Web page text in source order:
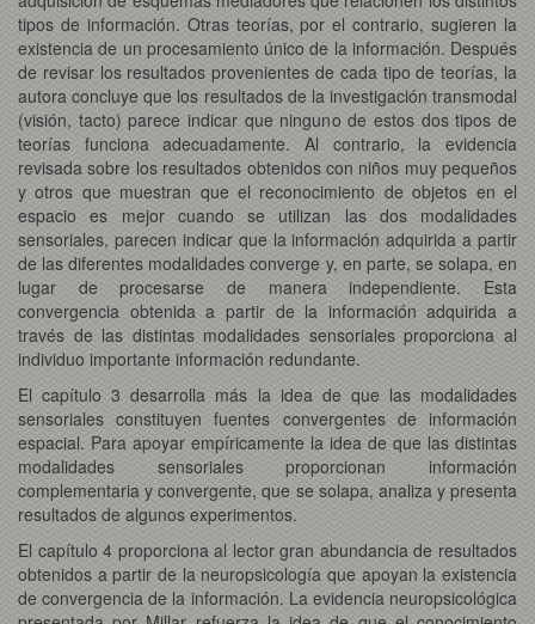
tipos de información. Otras teorías, por el contrario, sugieren la
existencia de un procesamiento único de la información. Después
de revisar los resultados provenientes de cada tipo de teorías, la
autora concluye que los resultados de la investigación transmodal
(visión, tacto) parece indicar que ninguno de estos dos tipos de
teorías funciona adecuadamente. Al contrario, la evidencia
revisada sobre los resultados obtenidos con niños muy pequeños
y otros que muestran que el reconocimiento de objetos en el
espacio es mejor cuando se utilizan las dos modalidades
sensoriales, parecen indicar que la información adquirida a partir
de las diferentes modalidades converge y, en parte, se solapa, en
lugar de procesarse de manera independiente. Esta
convergencia obtenida a partir de la información adquirida a
través de las distintas modalidades sensoriales proporciona al
individuo importante información redundante.
El capítulo 3 desarrolla más la idea de que las modalidades
sensoriales constituyen fuentes convergentes de información
espacial. Para apoyar empíricamente la idea de que las distintas
modalidades sensoriales proporcionan información
complementaria y convergente, que se solapa, analiza y presenta
resultados de algunos experimentos.
El capítulo 4 proporciona al lector gran abundancia de resultados
obtenidos a partir de la neuropsicología que apoyan la existencia
de convergencia de la información. La evidencia neuropsicológica